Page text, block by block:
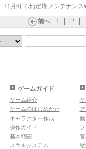
11月6日(水)定期メンテナン
前へ 1 2
ゲームガイド
ゲーム紹介
ゲームのはじめかた
キャラクター作成
操作ガイド
基本戦闘
スキルシステム